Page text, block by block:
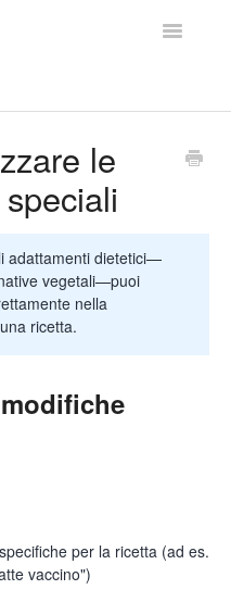
Toggle
avanzati
le
adattamenti dietetici—
vegetali—puoi
nella
ricetta.
per la ricetta (ad es.
vaccino")